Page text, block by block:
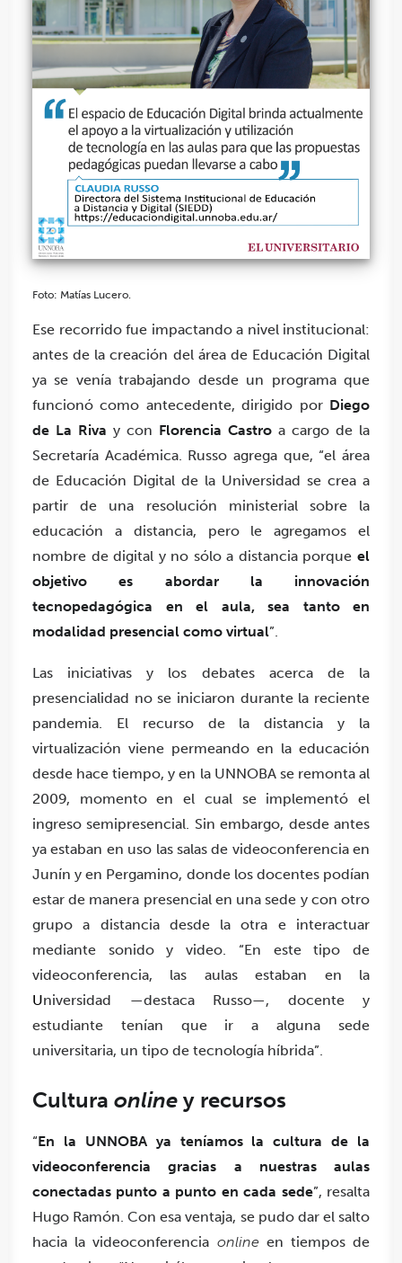
Foto: Matías Lucero.
Ese recorrido fue impactando a nivel institucional:
antes de la creación del área de Educación Digital
ya se venía trabajando desde un programa que
funcionó como antecedente, dirigido por Diego
de La Riva y con Florencia Castro a cargo de la
Secretaría Académica. Russo agrega que, “el área
de Educación Digital de la Universidad se crea a
partir de una resolución ministerial sobre la
educación a distancia, pero le agregamos el
nombre de digital y no sólo a distancia porque el
objetivo es abordar la innovación
tecnopedagógica en el aula, sea tanto en
modalidad presencial como virtual”.
Las iniciativas y los debates acerca de la
presencialidad no se iniciaron durante la reciente
pandemia. El recurso de la distancia y la
virtualización viene permeando en la educación
desde hace tiempo, y en la UNNOBA se remonta al
2009, momento en el cual se implementó el
ingreso semipresencial. Sin embargo, desde antes
ya estaban en uso las salas de videoconferencia en
Junín y en Pergamino, donde los docentes podían
estar de manera presencial en una sede y con otro
grupo a distancia desde la otra e interactuar
mediante sonido y video. “En este tipo de
videoconferencia, las aulas estaban en la
Universidad —destaca Russo—, docente y
estudiante tenían que ir a alguna sede
universitaria, un tipo de tecnología híbrida”.
Cultura online y recursos
“En la UNNOBA ya teníamos la cultura de la
videoconferencia gracias a nuestras aulas
conectadas punto a punto en cada sede”, resalta
Hugo Ramón. Con esa ventaja, se pudo dar el salto
hacia la videoconferencia online en tiempos de